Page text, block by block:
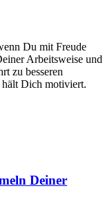
Du mit Freude
Arbeitsweise und
zu besseren
hält Dich motiviert.
Deiner